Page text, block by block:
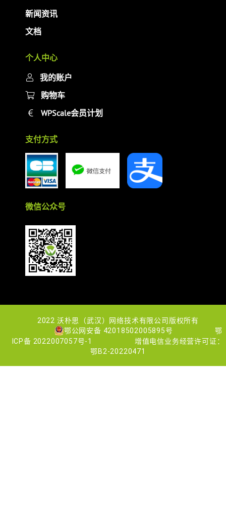
新闻资讯
文档
个人中心
我的账户
购物车
WPScale会员计划
支付方式
微信公众号
2022 沃朴思（武汉）网络技术有限公司版权所有
鄂公网安备 42018502005895号
鄂
ICP备 2022007057号-1
增值电信业务经营许可证：
鄂B2-20220471